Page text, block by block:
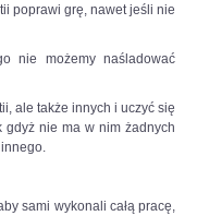
poprawi grę, nawet jeśli nie
nie możemy naśladować
ale także innych i uczyć się
gdyż nie ma w nim żadnych
sami wykonali całą pracę,